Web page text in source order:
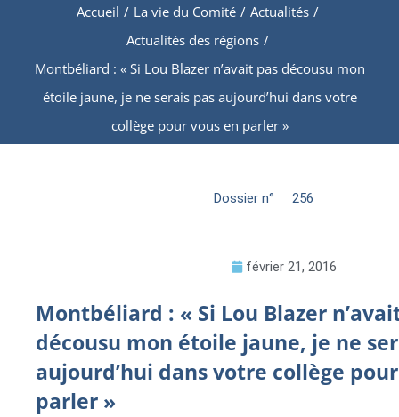
Accueil / La vie du Comité / Actualités /
Actualités des régions /
Montbéliard : « Si Lou Blazer n’avait pas décousu mon
étoile jaune, je ne serais pas aujourd’hui dans votre
collège pour vous en parler »
Dossier n° 256
février 21, 2016
Montbéliard : « Si Lou Blazer
décousu mon étoile jaune, je ne
aujourd’hui dans votre collège
parler »